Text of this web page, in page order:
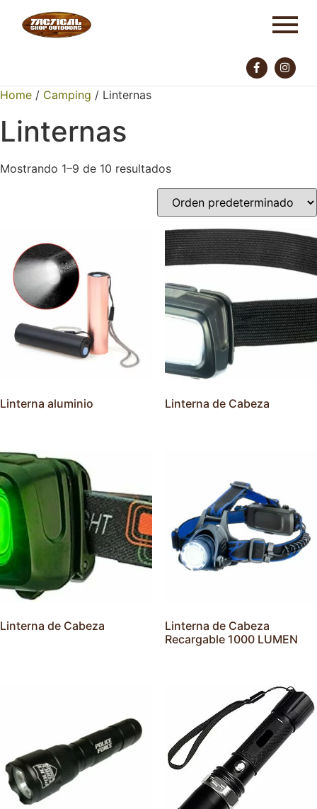
Home / Camping / Linternas
Linternas
Mostrando 1–9 de 10 resultados
Linterna aluminio Linterna de Cabeza
Linterna de Cabeza
Linterna de Cabeza
Recargable 1000 LUMEN